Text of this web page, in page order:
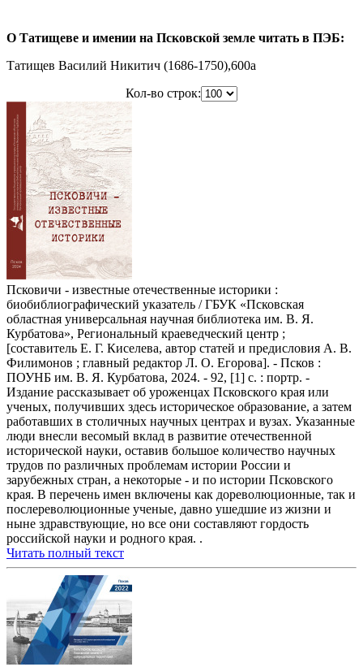
О Татищеве и имении на Псковской земле читать в ПЭБ:
Татищев Василий Никитич (1686-1750),600a
Кол-во строк:
Псковичи - известные отечественные историки :
биобиблиографический указатель / ГБУК «Псковская
областная универсальная научная библиотека им. В. Я.
Курбатова», Региональный краеведческий центр ;
[составитель Е. Г. Киселева, автор статей и предисловия А. В.
Филимонов ; главный редактор Л. О. Егорова]. - Псков :
ПОУНБ им. В. Я. Курбатова, 2024. - 92, [1] с. : портр. -
Издание рассказывает об уроженцах Псковского края или
ученых, получивших здесь историческое образование, а затем
работавших в столичных научных центрах и вузах. Указанные
люди внесли весомый вклад в развитие отечественной
исторической науки, оставив большое количество научных
трудов по различных проблемам истории России и
зарубежных стран, а некоторые - и по истории Псковского
края. В перечень имен включены как дореволюционные, так и
послереволюционные ученые, давно ушедшие из жизни и
ныне здравствующие, но все они составляют гордость
российской науки и родного края. .
Читать полный текст